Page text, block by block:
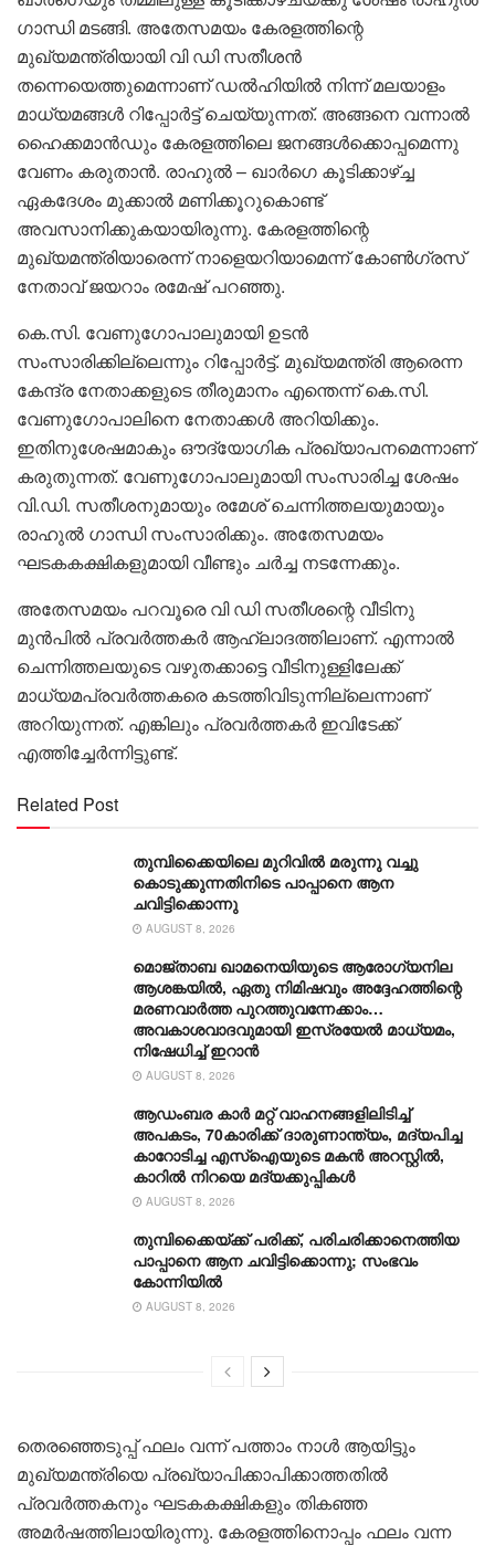
​ഗാന്ധി മടങ്ങി. അതേസമയം കേരളത്തിന്റെ
മുഖ്യമന്ത്രിയായി വി ഡി സതീശൻ
തന്നെയെത്തുമെന്നാണ് ഡൽഹിയിൽ നിന്ന് മലയാളം
മാധ്യമങ്ങൾ റിപ്പോർട്ട് ചെയ്യുന്നത്. അങ്ങനെ വന്നാൽ
ഹൈക്കമാൻഡും കേരളത്തിലെ ജനങ്ങൾക്കൊപ്പമെന്നു
വേണം കരുതാൻ. രാഹുൽ – ഖാർ​ഗെ കൂടിക്കാഴ്ച്ച
ഏകദേശം മുക്കാൽ മണിക്കൂറുകൊണ്ട്
അവസാനിക്കുകയായിരുന്നു. കേരളത്തിന്റെ
മുഖ്യമന്ത്രിയാരെന്ന് നാളെയറിയാമെന്ന് കോൺ​ഗ്രസ്
നേതാവ് ജയറാം രമേഷ് പറഞ്ഞു.
കെ.സി. വേണുഗോപാലുമായി ഉടൻ
സംസാരിക്കില്ലെന്നും റിപ്പോർട്ട്. മുഖ്യമന്ത്രി ആരെന്ന
കേന്ദ്ര നേതാക്കളുടെ തീരുമാനം എന്തെന്ന് കെ.സി.
വേണുഗോപാലിനെ നേതാക്കൾ അറിയിക്കും.
ഇതിനുശേഷമാകും ഔദ്യോഗിക പ്രഖ്യാപനമെന്നാണ്
കരുതുന്നത്. വേണുഗോപാലുമായി സംസാരിച്ച ശേഷം
വി.ഡി. സതീശനുമായും രമേശ് ചെന്നിത്തലയുമായും
രാഹുൽ ഗാന്ധി സംസാരിക്കും. അതേസമയം
ഘടകകക്ഷികളുമായി വീണ്ടും ചർച്ച നട‌ന്നേക്കും.
അതേസമയം പറവൂരെ വി ഡി സതീശന്റെ വീടിനു
മുൻപിൽ പ്രവർത്തകർ ആഹ്ലാദത്തിലാണ്. എന്നാൽ
ചെന്നിത്തലയുടെ വഴുതക്കാട്ടെ വീടിനുള്ളിലേക്ക്
മാധ്യമപ്രവർത്തകരെ കടത്തിവിടുന്നില്ലെന്നാണ്
അറിയുന്നത്. എങ്കിലും പ്രവർത്തകർ ഇവിടേക്ക്
എത്തിച്ചേർന്നിട്ടുണ്ട്.
Related Post
തുമ്പിക്കൈയിലെ മുറിവിൽ മരുന്നു വച്ചു
കൊടുക്കുന്നതിനിടെ പാപ്പാനെ ആന
ചവിട്ടിക്കൊന്നു
AUGUST 8, 2026
മൊജ്താബ ഖാമനെയിയുടെ ആരോ​ഗ്യനില
ആശങ്കയിൽ, ഏതു നിമിഷവും അദ്ദേഹത്തിന്റെ
മരണവാർത്ത പുറത്തുവന്നേക്കാം…
അവകാശവാദവുമായി ഇസ്രയേൽ മാധ്യമം,
നിഷേധിച്ച് ഇറാൻ
AUGUST 8, 2026
ആഡംബര കാര്‍ മറ്റ് വാഹനങ്ങളിലിടിച്ച്
അപകടം, 70കാരിക്ക് ദാരുണാന്ത്യം, മദ്യപിച്ച
കാറോടിച്ച എസ്ഐയുടെ മകന്‍ അറസ്റ്റില്‍,
കാറില്‍ നിറയെ മദ്യക്കുപ്പികള്‍
AUGUST 8, 2026
തുമ്പിക്കൈയ്ക്ക് പരിക്ക്, പരിചരിക്കാനെത്തിയ
പാപ്പാനെ ആന ചവിട്ടിക്കൊന്നു; സംഭവം
കോന്നിയിൽ
AUGUST 8, 2026
തെരഞ്ഞെടുപ്പ് ഫലം വന്ന് പത്താം നാൾ ആയിട്ടും
മുഖ്യമന്ത്രിയെ പ്രഖ്യാപിക്കാപിക്കാത്തതിൽ
പ്രവർത്തകനും ഘടകകക്ഷികളും തികഞ്ഞ
അമർഷത്തിലായിരുന്നു. കേരളത്തിനൊപ്പം ഫലം വന്ന